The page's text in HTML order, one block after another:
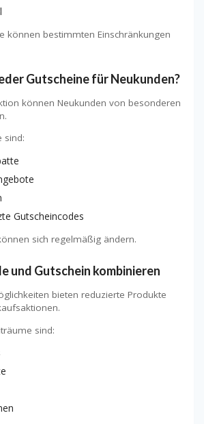
können bestimmten Einschränkungen
Gutscheine für Neukunden?
können Neukunden von besonderen
sind:
Gutscheincodes
sich regelmäßig ändern.
und Gutschein kombinieren
bieten reduzierte Produkte
sind: